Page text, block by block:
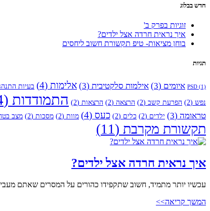
חדש בבלוג
זוגיות בפרק ב'
איך נראית חרדה אצל ילדים?
בוחן מציאות- טיפ תקשורת חשוב ליחסים
תגיות
PSD (1) איומים (3) אילמות סלקטיבית (3) אלימות (4) בעיות
נפש (2) הפרעת קשב (2) הרצאה (2) הרצאות (2) התמודדות (14)
טראומה (3) ילדים (2) כלים (2) כעס (4) מוות (2) מסכות (2) מצב
תקשורת מקרבת (11)
איך נראית חרדה אצל ילדים?
עכשיו יותר מתמיד, חשוב שתקפידו כהורים על המסרים שאתם
המשך קריאה>>